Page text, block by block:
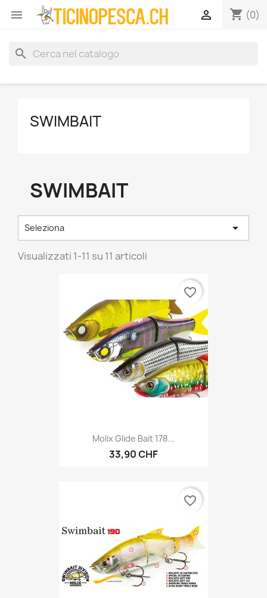
 shopping_cart (0)

search
SWIMBAIT
SWIMBAIT
Seleziona 
Visualizzati 1-11 su 11 articoli
Molix Glide Bait 178...
33,90 CHF
favorite_border
favorite_border